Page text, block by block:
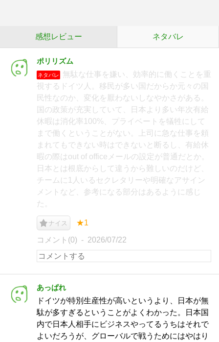
感想レビュー ネタバレ
ポリリズム
ネタバレ
無駄な仕事を嫌い、効率的に働くことを重
視するドイツ人。移民が多い国だからか元々の国
民性なのか、変化を厭わないしなやかさがある。
国の政策が充実していて、日本より多い年次有給
休暇は消化率100%、プライベートを犠牲にして
まで働くということがない。上司に急な仕事を頼
まれてもできない時はできないと断るし、有給休
暇の際はout of officeメールの設定が普通だとか。
日本とは根底からして違うから難しいのだけど、
チームに1人いるセクレタリーや明確なアサイン
メントなど、参考になる部分はあるように感じ
た。
ナイス ★1
コメント(0) 2026/07/22
あっぱれ
ドイツが特別生産性が高いというより、日本が無
駄が多すぎるということがよくわかった。日本国
内で日本人相手にビジネスやってるうちはそれで
よいだろうが、グローバルで戦うためにはやはり